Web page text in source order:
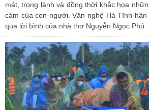
mát, trong lành và đồng thời khắc họa
cảm của con người. Văn nghệ Hà Tĩnh
qua lời bình của nhà thơ Nguyễn Ngọc Phú.